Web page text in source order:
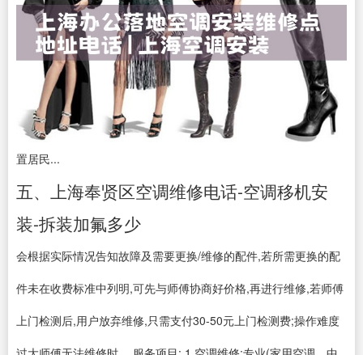
置居民...
五、上海奉贤区空调维修电话-空调移机安
装-拆装加氟多少
会根据实际情况告知故障及需要更换/维修的配件,若所需更换的配
件未在收费标准中列明,可先与师傅协商好价格,再进行维修,若师傅
上门检测后,用户放弃维修,只需支付30-50元上门检测费;操作难度